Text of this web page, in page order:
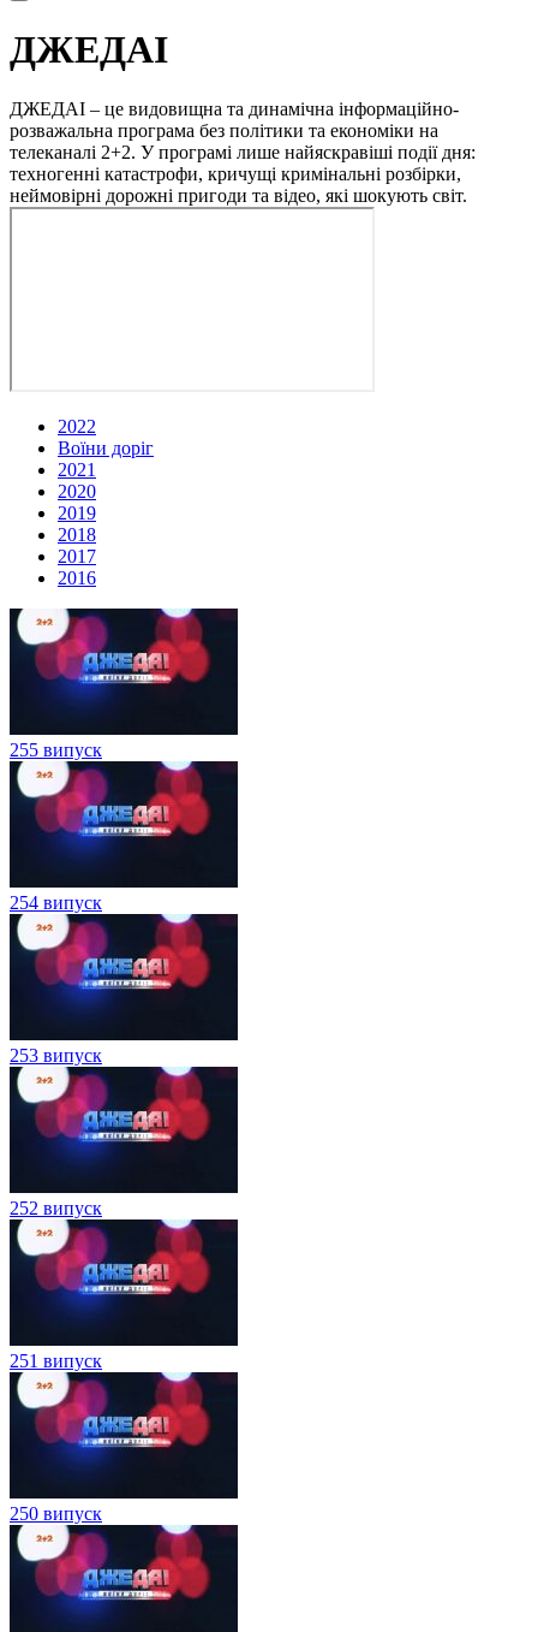
ДЖЕДАІ
ДЖЕДАІ – це видовищна та динамічна інформаційно-
розважальна програма без політики та економіки на
телеканалі 2+2. У програмі лише найяскравіші події дня:
техногенні катастрофи, кричущі кримінальні розбірки,
неймовірні дорожні пригоди та відео, які шокують світ.
2022
Воїни доріг
2021
2020
2019
2018
2017
2016
255 випуск
254 випуск
253 випуск
252 випуск
251 випуск
250 випуск